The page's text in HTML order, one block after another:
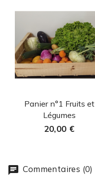
 Aperçu rapide
Panier n°1 Fruits et
Légumes
20,00 €
Commentaires (0)